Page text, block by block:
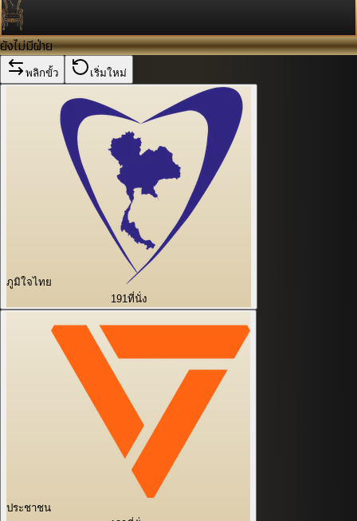
ยังไม่มีฝ่าย
พลิกขั้ว เริ่มใหม่
ภูมิใจไทย
191ที่นั่ง
ประชาชน